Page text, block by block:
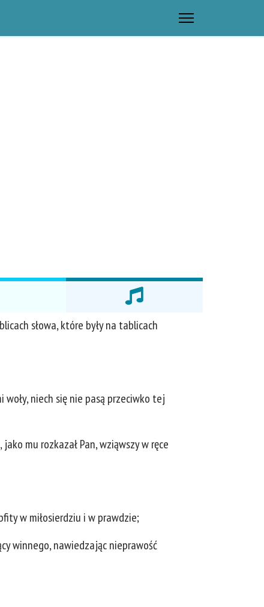
słowa, które były na tablicach
niech się nie pasą przeciwko tej
mu rozkazał Pan, wziąwszy w ręce
w miłosierdziu i w prawdzie;
winnego, nawiedzając nieprawość